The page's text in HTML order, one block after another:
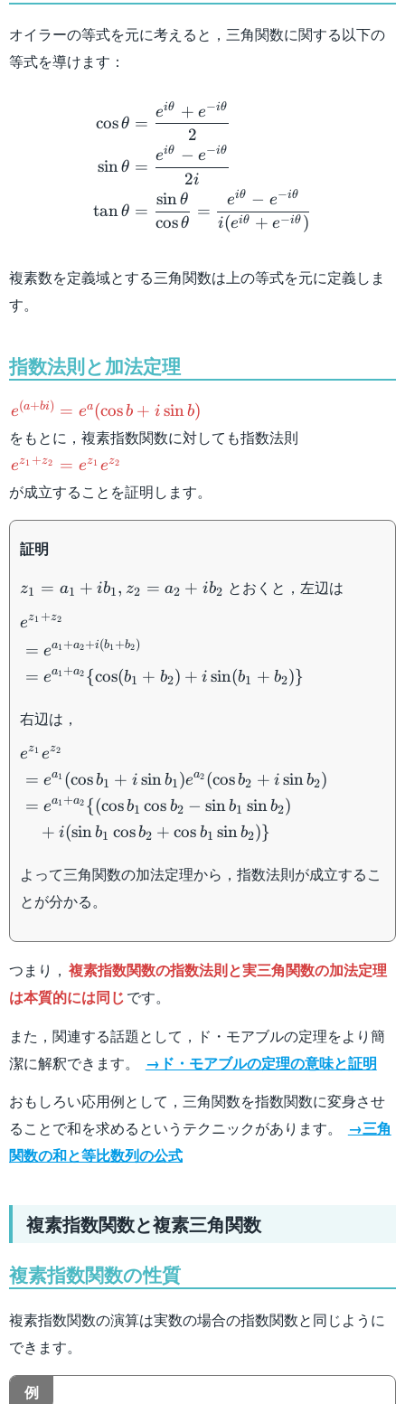
オイラーの等式を元に考えると，三角関数に関する以下の
等式を導けます：
\begin{aligned} \cos
cosθ
sinθ
tanθ
=
2
eiθ + e−iθ
=
2i
eiθ − e−iθ
=
cosθ
sinθ
=
i(eiθ + e−iθ )
eiθ − e−iθ
複素数を定義域とする三角関数は上の等式を元に定義しま
す。
指数法則と加法定理
e^{(a+bi)}=e^a(\cos
b+i\sin b)
e(a+bi) = ea(cosb + i sinb)
をもとに，複素指数関数に対しても指数法則
e^{z_1+z_2}=e^{z_1}e^{z_2}
ez1 +z2 = ez1 ez2
が成立することを証明します。
証明
z_1=a_1+ib_1,
z1 = a1 + ib1, z2 = a2 + ib2 とおくと，左辺は
\begin{aligned} &e^{z_1+z_2}\\
&=e^{a_1+a_2+i(b_1+b_2)}\\
&=e^{a_1+a_2}\
{\cos(b_1+b_2)+i\sin(b_1+b_2)\}
ez1 +z2
= ea1+a2+i(b1+b2)
= ea1+a2 {cos(b1 + b2) + i sin(b1 + b2)}
右辺は，
\begin{aligned}
&e^{z_1}e^{z_2}\\
&=e^{a_1} (\cos
b_1+i\sin b_1)
e^{a_2} (\cos
&=e^{a_1+a_2}\
{(\cos b_1\cos b_2-
&\quad +i(\sin
b_1\cos b_2+\cos
b_1\sin b_2)\}
\end{aligned}
ez1 ez2
= ea1 (cosb1 + i sinb1)ea2 (cosb2 + i sinb2)
= ea1+a2 {(cosb1 cos b2 − sinb1 sinb2)
+ i(sinb1 cosb2 + cos b1 sinb2)}
よって三角関数の加法定理から，指数法則が成立するこ
とが分かる。
つまり， 複素指数関数の指数法則と実三角関数の加法定理
は本質的には同じです。
また，関連する話題として，ド・モアブルの定理をより簡
潔に解釈できます。
→ド・モアブルの定理の意味と証明
おもしろい応用例として，三角関数を指数関数に変身させ
ることで和を求めるというテクニックがあります。
→三角
関数の和と等比数列の公式
複素指数関数と複素三角関数
複素指数関数の性質
複素指数関数の演算は実数の場合の指数関数と同じように
できます。
例